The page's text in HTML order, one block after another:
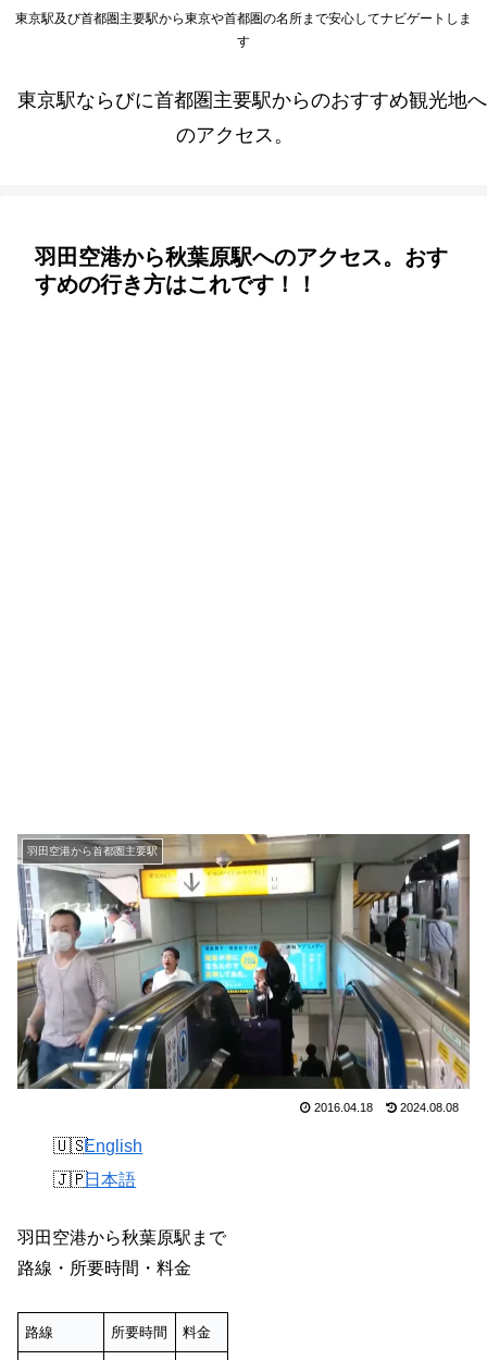
東京駅及び首都圏主要駅から東京や首都圏の名所まで安心してナビゲートしま
す
東京駅ならびに首都圏主要駅からのおすすめ観光地へ
のアクセス。
羽田空港から秋葉原駅へのアクセス。おす
すめの行き方はこれです！！
羽田空港から首都圏主要駅
2016.04.18 2024.08.08
English
日本語
羽田空港から秋葉原駅まで
路線・所要時間・料金
路線 所要時間 料金